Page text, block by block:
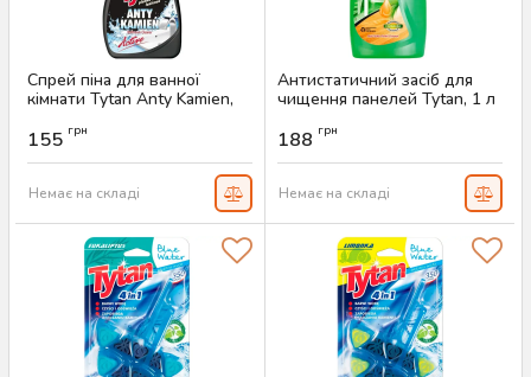
Спрей піна для ванної
кімнати Tytan Anty Kamien,
Артикул:
155 грн
Немає на складі
Антистатичний засіб для
чищення панелей Tytan, 1 л
188 грн
Немає на складі